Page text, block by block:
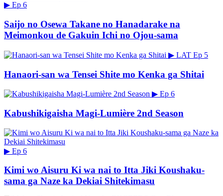
▶ Ep 6
Saijo no Osewa Takane no Hanadarake na
Meimonkou de Gakuin Ichi no Ojou-sama
▶ LAT Ep 5
Hanaori-san wa Tensei Shite mo Kenka ga Shitai
▶ Ep 6
Kabushikigaisha Magi-Lumière 2nd Season
▶ Ep 6
Kimi wo Aisuru Ki wa nai to Itta Jiki Koushaku-
sama ga Naze ka Dekiai Shitekimasu